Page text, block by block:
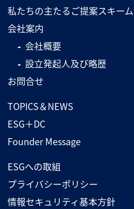
私たちの主たるご提案スキーム
会社案内
会社概要
設立発起人及び略歴
お問合せ
TOPICS＆NEWS
ESG＋DC
Founder Message
ESGへの取組
プライバシーポリシー
情報セキュリティ基本方針